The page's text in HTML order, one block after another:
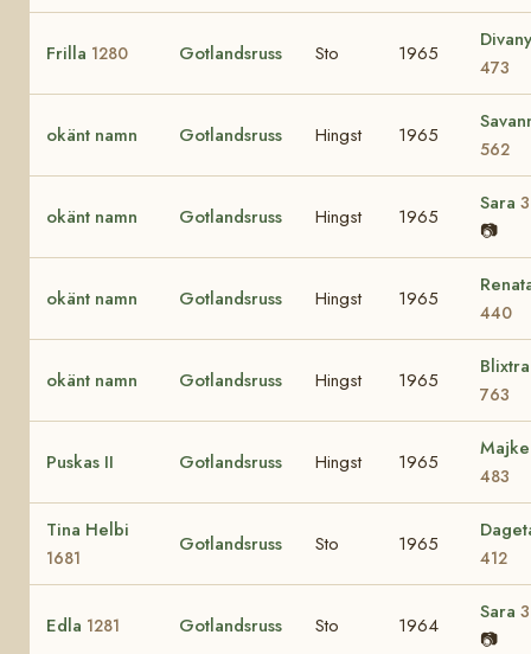
Frilla 1280 Gotlandsruss Sto 1965
Divany
473
okänt namn Gotlandsruss Hingst 1965
562
okänt namn Gotlandsruss Hingst 1965
Sara
📷
okänt namn Gotlandsruss Hingst 1965
440
okänt namn Gotlandsruss Hingst 1965
Blixtra
763
Puskas II Gotlandsruss Hingst 1965
483
Tina Helbi
1681
Gotlandsruss Sto 1965
412
Edla 1281 Gotlandsruss Sto 1964
Sara
📷